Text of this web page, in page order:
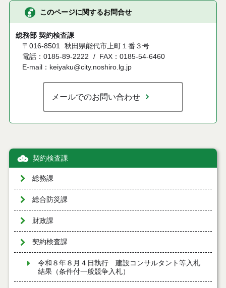
このページに関するお問合せ
総務部 契約検査課
〒016-8501 秋田県能代市上町１番３号
電話：0185-89-2222
FAX：0185-54-6460
E-mail：keiyaku@city.noshiro.lg.jp
メールでのお問い合わせ
契約検査課
総務課
総合防災課
財政課
契約検査課
令和８年８月４日執行 建設コンサルタント等入札
結果（条件付一般競争入札）